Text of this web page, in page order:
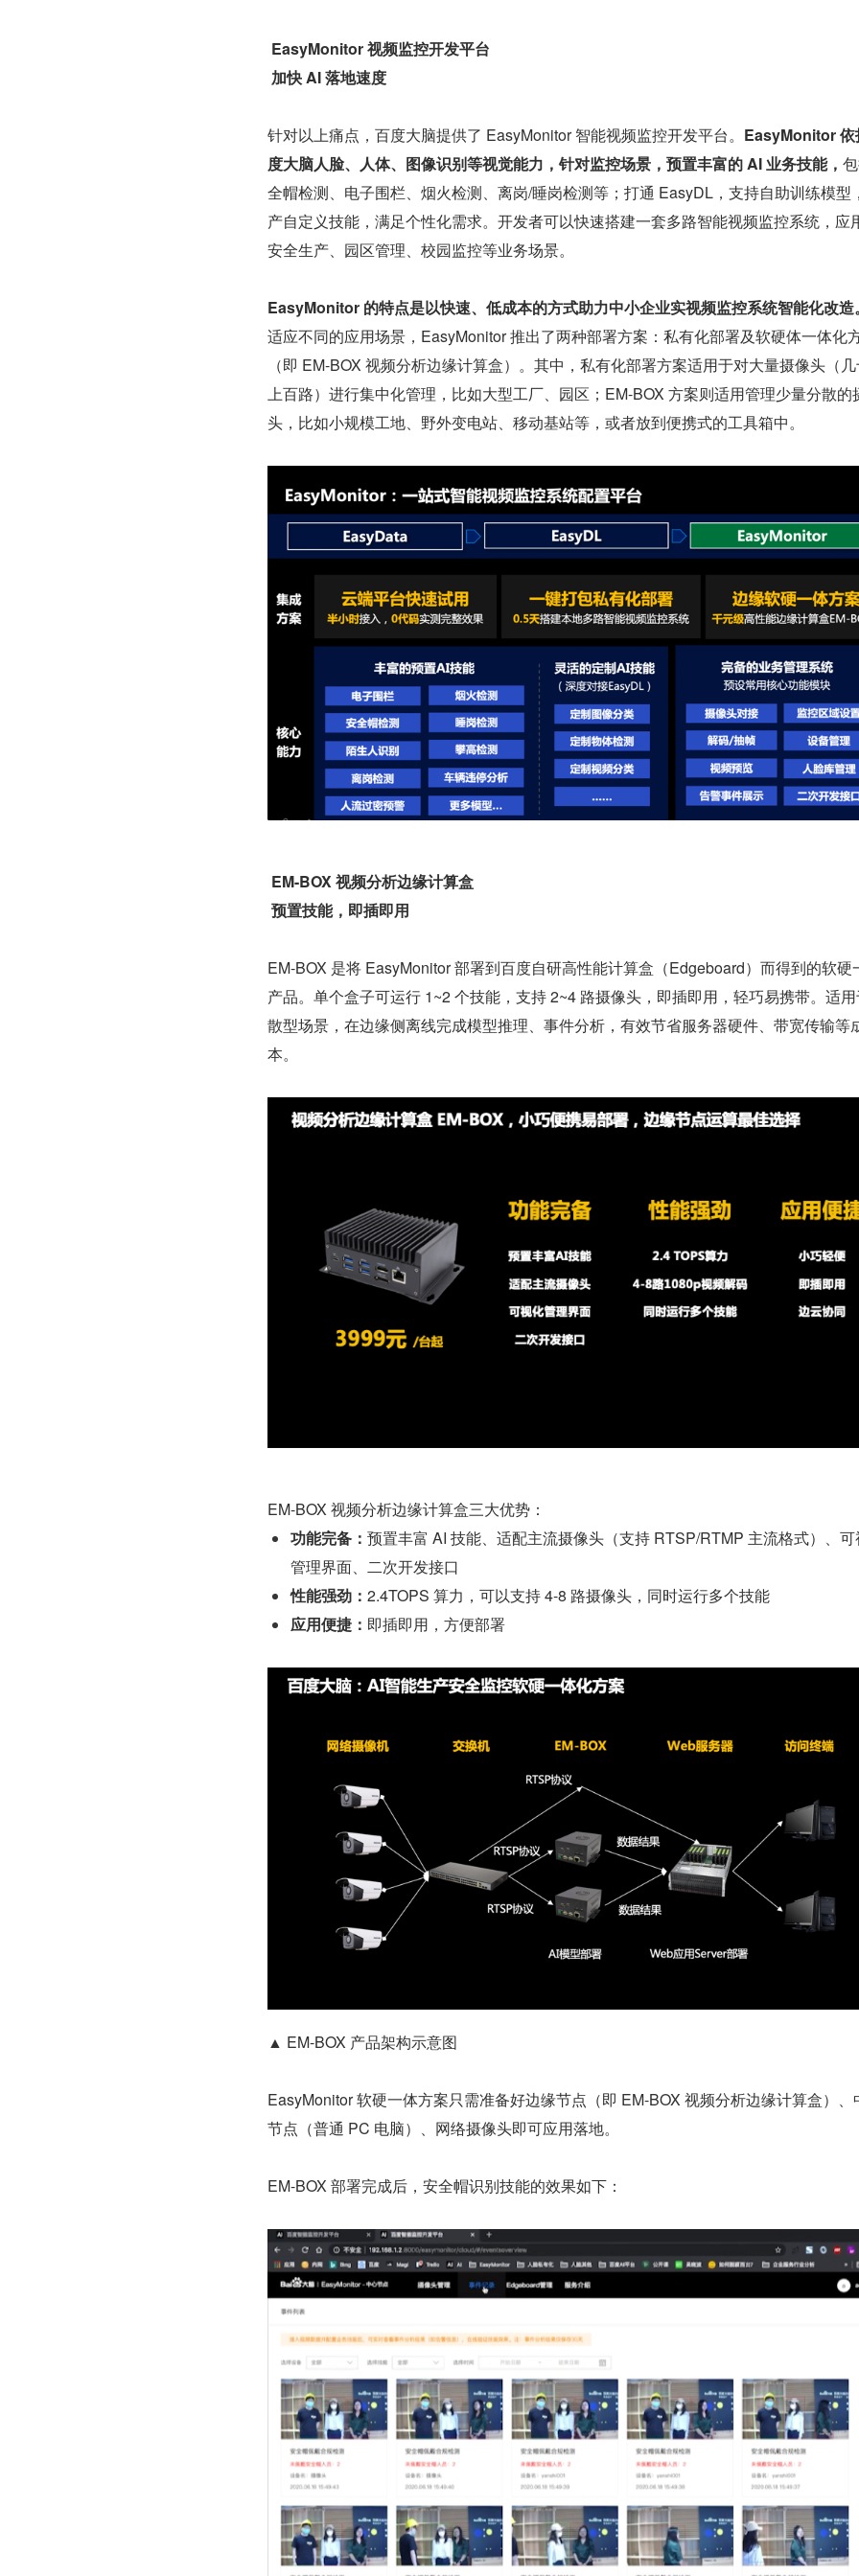
EasyMonitor 视频监控开发平台
加快 AI 落地速度
针对以上痛点，百度大脑提供了 EasyMonitor 智能视频监控开发平台。 EasyMonitor 依
度大脑人脸、人体、图像识别等视觉能力，针对监控场景，预置丰富的 AI 业务技能，
全帽检测、电子围栏、烟火检测、离岗/睡岗检测等；打通 EasyDL，支持自助训练模型
产自定义技能，满足个性化需求。开发者可以快速搭建一套多路智能视频监控系统，应
安全生产、园区管理、校园监控等业务场景。
EasyMonitor 的特点是以快速、低成本的方式助力中小企业实视频监控系统智能化改造
适应不同的应用场景，EasyMonitor 推出了两种部署方案：私有化部署及软硬体一体化
（即 EM-BOX 视频分析边缘计算盒）。其中，私有化部署方案适用于对大量摄像头（
上百路）进行集中化管理，比如大型工厂、园区；EM-BOX 方案则适用管理少量分散的
头，比如小规模工地、野外变电站、移动基站等，或者放到便携式的工具箱中。
EM-BOX 视频分析边缘计算盒
预置技能，即插即用
EM-BOX 是将 EasyMonitor 部署到百度自研高性能计算盒（Edgeboard）而得到的软硬
产品。单个盒子可运行 1~2 个技能，支持 2~4 路摄像头，即插即用，轻巧易携带。适
散型场景，在边缘侧离线完成模型推理、事件分析，有效节省服务器硬件、带宽传输等
本。
EM-BOX 视频分析边缘计算盒三大优势：
功能完备： 预置丰富 AI 技能、适配主流摄像头（支持 RTSP/RTMP 主流格式）、
管理界面、二次开发接口
性能强劲： 2.4TOPS 算力，可以支持 4-8 路摄像头，同时运行多个技能
应用便捷： 即插即用，方便部署
▲ EM-BOX 产品架构示意图
EasyMonitor 软硬一体方案只需准备好边缘节点（即 EM-BOX 视频分析边缘计算盒）、
节点（普通 PC 电脑）、网络摄像头即可应用落地。
EM-BOX 部署完成后，安全帽识别技能的效果如下：